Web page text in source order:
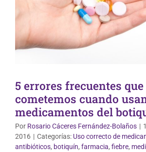
5 errores frecuentes que
cometemos cuando
medicamentos del
Por Rosario Cáceres Fernández-Bolaños |
2016 | Categorías: Uso correcto de
antibióticos, botiquín, farmacia, fiebre,